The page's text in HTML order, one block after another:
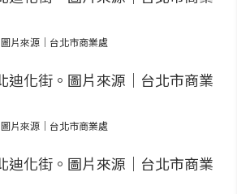
片來源｜台北市商業處
片來源｜台北市商業處